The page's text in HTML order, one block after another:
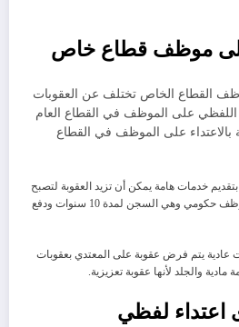
على موظف قطاع خاص
القطاع الخاص تختلف عن العقوبات
اللفظي على الموظف في القطاع العام
بالاعتداء على الموظف في القطاع
خدمات هامة يمكن أن تزيد العقوبة لتصبح
نفس عقوبة الاعتداء على موظف حكومي وهي السجن لمدة 10 سنوات ودفع
عادية يتم فرض عقوبة على المعتدي بعقوبات
والجلد لأنها عقوبة تعزيزية.
لفظي